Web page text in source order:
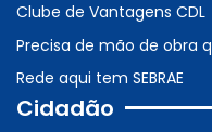
Clube de Vantagens CDL
Precisa de mão de obra
Rede aqui tem SEBRAE
Cidadão